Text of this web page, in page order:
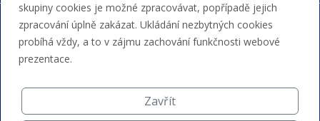
skupiny cookies je možné zpracovávat, popřípadě jejich
zpracování úplně zakázat. Ukládání nezbytných cookies
probíhá vždy, a to v zájmu zachování funkčnosti webové
prezentace.
Zavřít